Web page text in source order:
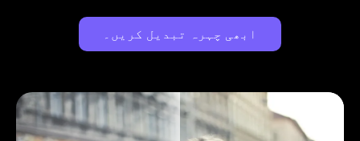
ابھی چہرہ تبدیل کریں۔